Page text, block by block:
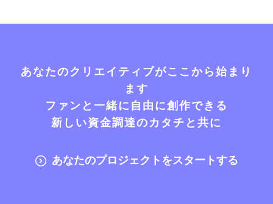
あなたのクリエイティブがここから始まり
ます
ファンと一緒に自由に創作できる
新しい資金調達のカタチと共に
あなたのプロジェクトをスタートする